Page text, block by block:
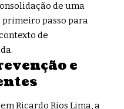
de uma
passo para
de
e
Ricardo Rios Lima, a